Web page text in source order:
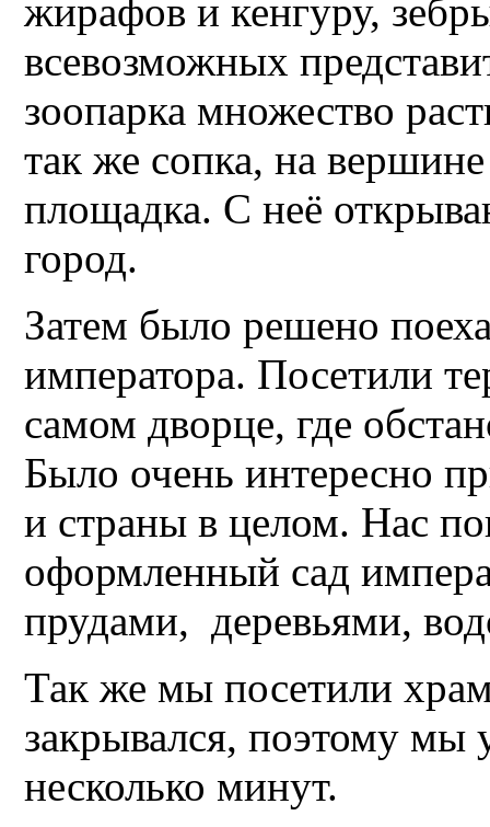
жирафов и кенгуру,
всевозможных
зоопарка множество
так же сопка, на
площадка. С неё
город.
Затем было решено
императора. Посетили
самом дворце, где
Было очень интересно
и страны в целом. Нас
оформленный сад
прудами, деревьями,
Так же мы посетили
закрывался, поэтому мы
несколько минут.